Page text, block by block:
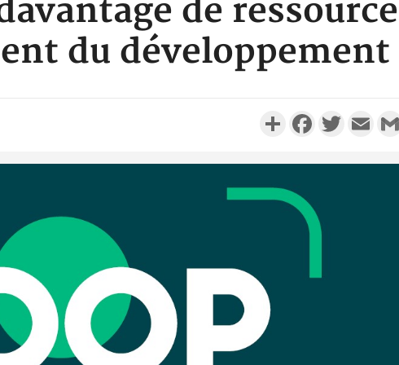
de
du développement
PartagerFacebookTwitterEmail
Côte d'Ivoire :
réussi du 66e